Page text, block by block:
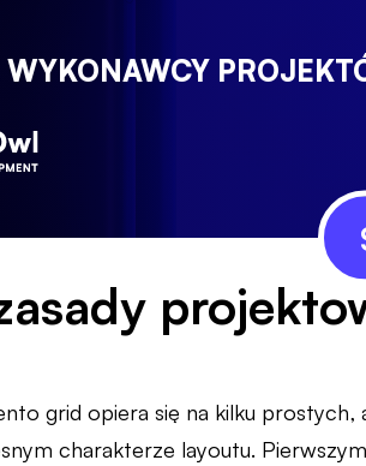
WYKONAWCY
grid opiera się na kilku
charakterze layoutu.